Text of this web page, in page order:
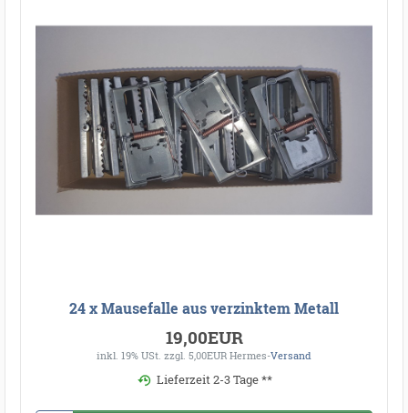
24 x Mausefalle aus verzinktem Metall
19,00EUR
inkl. 19% USt. zzgl. 5,00EUR Hermes-Versand
Lieferzeit 2-3 Tage **